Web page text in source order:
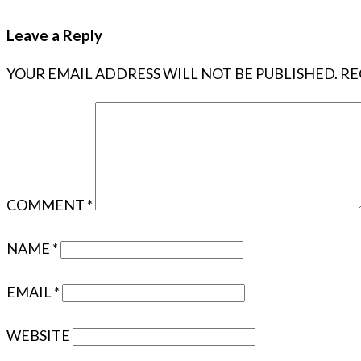
Leave a Reply
YOUR EMAIL ADDRESS WILL NOT BE PUBLISHED.
COMMENT *
NAME *
EMAIL*
WEBSITE